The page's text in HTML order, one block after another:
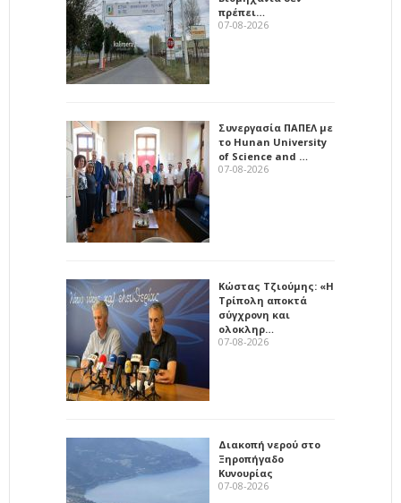
πρέπει…
07-08-2026
Συνεργασία ΠΑΠΕΛ με
το Hunan University
of Science and …
07-08-2026
Κώστας Τζιούμης: «Η
Τρίπολη αποκτά
σύγχρονη και
ολοκληρ…
07-08-2026
Διακοπή νερού στο
Ξηροπήγαδο
Κυνουρίας
07-08-2026